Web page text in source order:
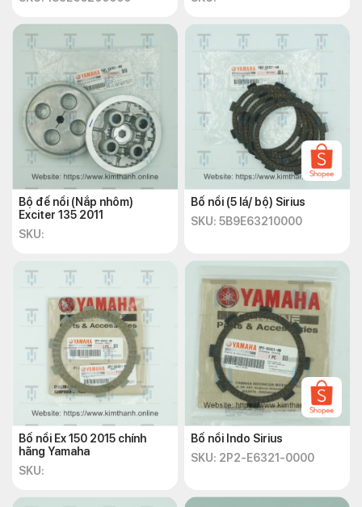
Bộ đế nồi (Nắp nhôm)
Exciter 135 2011
SKU:
Bố nồi (5 lá/ bộ) Sirius
SKU: 5B9E63210000
Bố nồi Ex 150 2015 chính
hãng Yamaha
SKU:
Bố nồi Indo Sirius
SKU: 2P2-E6321-0000